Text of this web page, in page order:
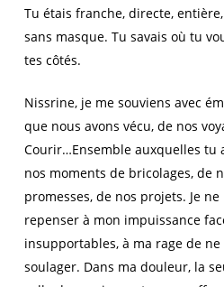
Tu étais franche, directe,
sans masque. Tu savais où tu
tes côtés.
Nissrine, je me souviens avec
que nous avons vécu, de nos
Courir…Ensemble auxquelles tu
nos moments de bricolages, de
promesses, de nos projets. Je
repenser à mon impuissance
insupportables, à ma rage de
soulager. Dans ma douleur, la